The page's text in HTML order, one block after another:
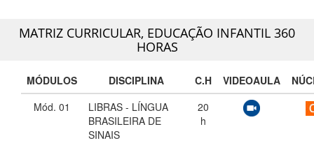
MATRIZ CURRICULAR, EDUCAÇÃO INFANTIL 360
HORAS
MÓDULOS DISCIPLINA C.H VIDEOAULA
Mód. 01
LIBRAS - LÍNGUA
BRASILEIRA DE
SINAIS
20
h